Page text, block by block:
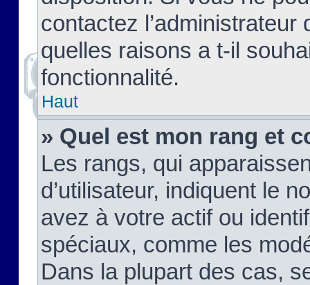
contactez
quelles raisons a t-il
fonctionnalité.
Haut
» Quel est mon rang et
Les rangs, qui
d’utilisateur, indiquent le
avez à votre actif ou
spéciaux, comme les
Dans la plupart des cas,